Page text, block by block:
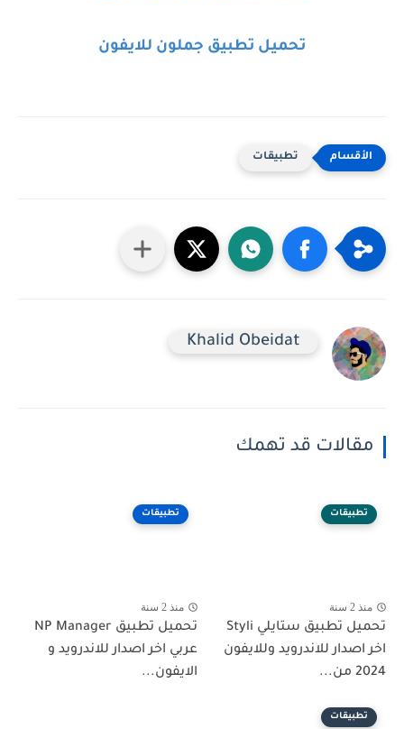
تحميل تطبيق جملون للايفون
تطبيقات
Khalid Obeidat
مقالات قد تهمك
تطبيقات
منذ 2 سنة
تحميل تطبيق ستايلي Styli
اخر اصدار للاندرويد وللايفون
2024 من...
تطبيقات
منذ 2 سنة
تحميل تطبيق NP Manager
عربي اخر اصدار للاندرويد و
الايفون...
تطبيقات